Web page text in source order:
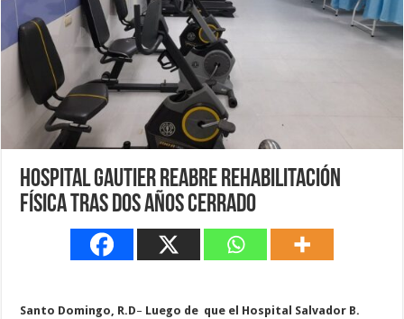
Hospital Gautier reabre rehabilitación
física tras dos años cerrado
Santo Domingo, R.D– Luego de que el Hospital Salvador B.